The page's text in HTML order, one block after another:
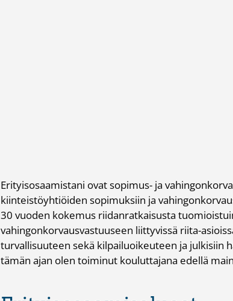
Erityisosaamistani ovat sopimus- ja
kiinteistöyhtiöiden sopimuksiin ja
30 vuoden kokemus riidanratkaisusta
vahingonkorvausvastuuseen liittyvissä riita-
turvallisuuteen sekä kilpailuoikeuteen ja julkisiin
tämän ajan olen toiminut kou­luttajana edellä